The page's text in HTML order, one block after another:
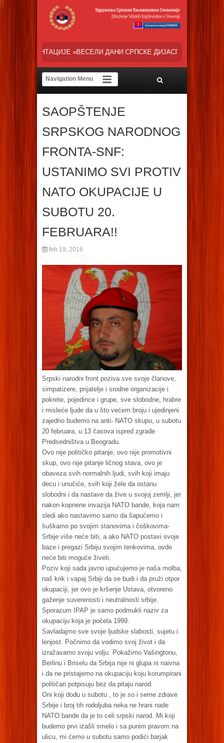
ДИЈАСПОРЕ« НАША ТРЕНУТНА ОСНОВНА ЗАЛАГАЊА СУ
SAOPŠTENJE
SRPSKOG NARODNOG
FRONTA-SNF:
USTANIMO SVI PROTIV
NATO OKUPACIJE U
SUBOTU 20.
FEBRUARA!!
feb 19, 2016
Srpski narodni front poziva sve svoje članove,
simpatizere, prijatelje i srodne organizacije i
pokrete, pojedince i grupe, sve slobodne, hrabre
i misleće ljude da u što većem broju i ujedinjeni
zajedno budemo na anti- NATO skupu, u subotu
20 februara, u 13 časova ispred zgrade
Predsedništva u Beogradu.
Ovo nije političko pitanje, ovo nije promotivni
skup, ovo nije pitanje ličnog stava, ovo je
obaveza svih normalnih ljudi, svih koji imaju
decu i unučiće, svih koji žele da ostanu
slobodni i da nastave da žive u svojoj zemlji, jer
nakon kopnene invazija NATO bande, koja nam
sledi ako nastavimo samo da šapućemo i
šuškamo po svojim stanovima i čoškovima-
Srbije više neće biti, a ako NATO postavi svoje
baze i pregazi Srbiju svojim tenkovima, ovde
neće biti moguće živeti.
Poziv koji sada javno upućujemo je naša molba,
naš krik i vapaj Srbiji da se budi i da pruži otpor
okupaciji, jer ovo je kršenje Ustava, otvoreno
gaženje suverenosti i neutralnosti srbije.
Sporazum IPAP je samo podmukli naziv za
okupaciju koja je počela 1999.
Savladajmo sve svoje ljudske slabosti, sujetu i
lenjost. Počnimo da vodimo svoj život i da
izražavamo svoju volju. Pokažimo Vašingtonu,
Berlinu i Briselu da Srbija nije ni glupa ni naivna
i da ne pristajemo na okupaciju koju korumpirani
političari potpisuju bez da pitaju narod.
Oni koji dođu u subotu , to je so i seme zdrave
Srbije i broj tih rodoljuba neka ne hrani nade
NATO bande da je to celi srpski narod. Mi koji
budemo prvi izašli smelo i sa punim pravom na
ulicu, mi ćemo u subotu samo podići barjak